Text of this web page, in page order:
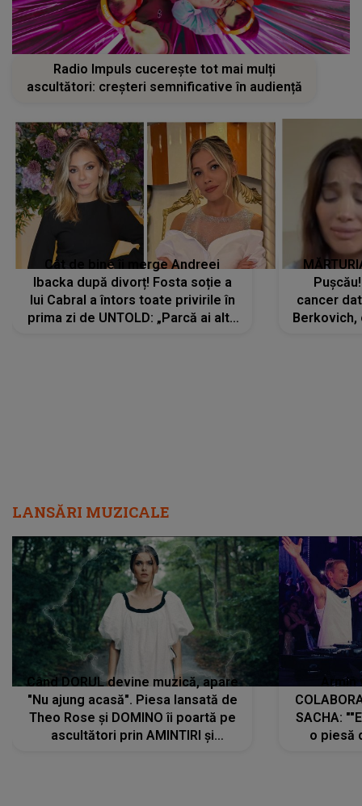
Radio Impuls cucerește tot mai mulți
ascultători: creșteri semnificative în audiență
Cât de bine îi merge Andreei
Ibacka după divorț! Fosta soție a
lui Cabral a întors toate privirile în
prima zi de UNTOLD: „Parcă ai altă
cancer
Berkovich,
LANSĂRI MUZICALE
Când DORUL devine muzică, apare
"Nu ajung acasă". Piesa lansată de
Theo Rose și DOMINO îi poartă pe
ascultători prin AMINTIRI și
SACHA:
o piesă